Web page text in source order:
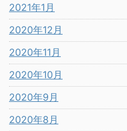
2021年1月
2020年12月
2020年11月
2020年10月
2020年9月
2020年8月